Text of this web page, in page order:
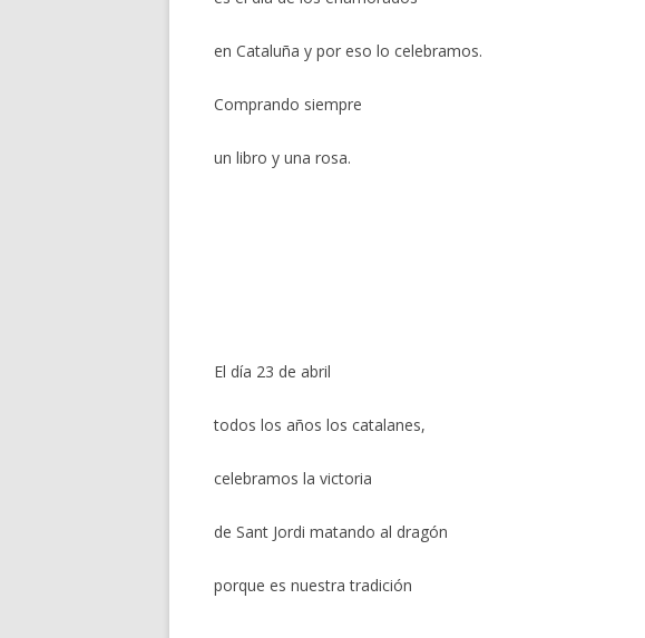
en Cataluña y por eso lo celebramos.
Comprando siempre
un libro y una rosa.
El día 23 de abril
todos los años los catalanes,
celebramos la victoria
de Sant Jordi matando al dragón
porque es nuestra tradición